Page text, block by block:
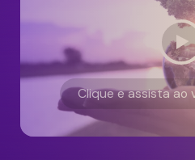
Clique e assista ao